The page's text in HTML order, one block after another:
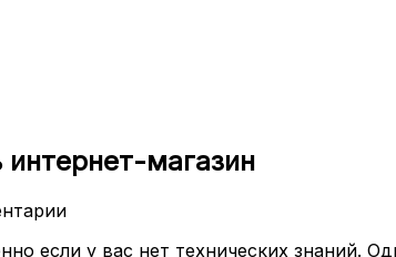
магазин
если у вас нет технических знаний.